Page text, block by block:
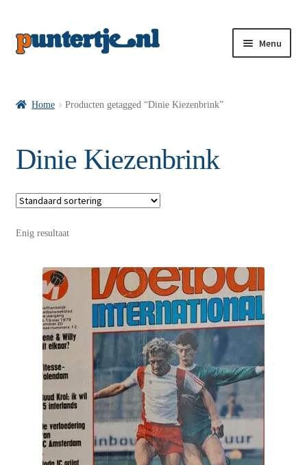
Menu
VI’s met Posters
Wie is puntertje
Puntertjes
Contact
Home Producten getagged “Dinie Kiezenbrink”
Dinie Kiezenbrink
Enig resultaat